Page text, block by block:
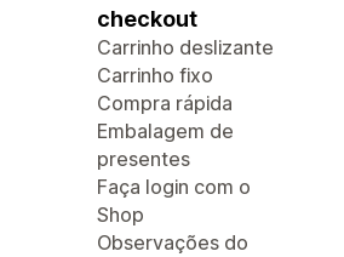
checkout
Carrinho deslizante
Carrinho fixo
Compra rápida
Embalagem de
presentes
Faça login com o
Shop
Observações do